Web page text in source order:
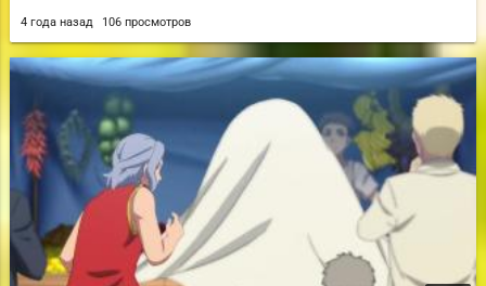
4 года назад 106 просмотров